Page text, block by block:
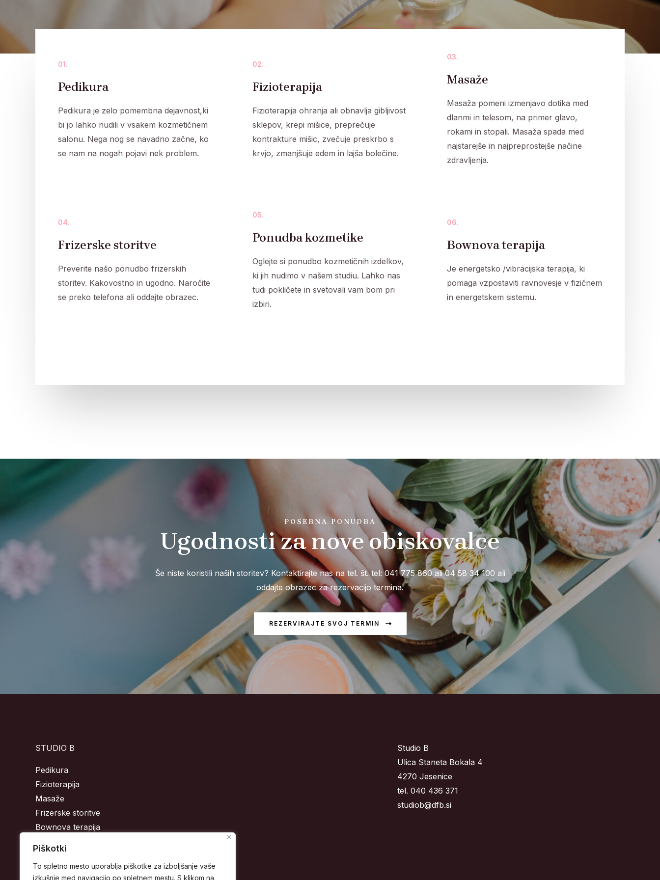
Piškotki
To spletno mesto uporablja piškotke za izboljšanje vaše
izkušnje med navigacijo po spletnem mestu. S klikom na
01.
Pedikura
Pedikura je zelo pomembna dejavnost,ki
bi jo lahko nudili v vsakem kozmetičnem
salonu. Nega nog se navadno začne, ko
se nam na nogah pojavi nek problem.
02.
Fizioterapija
Fizioterapija ohranja ali obnavlja gibljivost
sklepov, krepi mišice, preprečuje
kontrakture mišic, zvečuje preskrbo s
krvjo, zmanjšuje edem in lajša bolečine.
03.
Masaže
Masaža pomeni izmenjavo dotika med
dlanmi in telesom, na primer glavo,
rokami in stopali. Masaža spada med
najstarejše in najpreprostejše načine
zdravljenja.
04.
Frizerske storitve
Preverite našo ponudbo frizerskih
storitev. Kakovostno in ugodno. Naročite
se preko telefona ali oddajte obrazec.
05.
Ponudba kozmetike
Oglejte si ponudbo kozmetičnih izdelkov,
ki jih nudimo v našem studiu. Lahko nas
tudi pokličete in svetovali vam bom pri
izbiri.
06.
Bownova terapija
Je energetsko /vibracijska terapija, ki
pomaga vzpostaviti ravnovesje v fizičnem
in energetskem sistemu.
POSEBNA PONUDBA
Ugodnosti za nove obiskovalce
Še niste koristili naših storitev? Kontaktirajte nas na tel. št. tel: 041 775 860 ali 04 58 34 100 ali
oddajte obrazec za rezervacijo termina.
REZERVIRAJTE SVOJ TERMIN
STUDIO B
Pedikura
Fizioterapija
Masaže
Frizerske storitve
Bownova terapija
Studio B
Ulica Staneta Bokala 4
4270 Jesenice
tel. 040 436 371
studiob@dfb.si